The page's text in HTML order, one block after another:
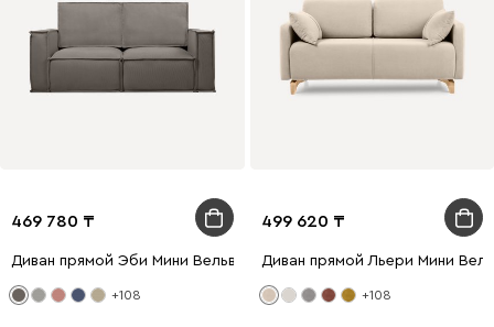
469 780
Диван прямой Эби Мини Вельвет Серый
+108
499 620
Диван прямой Льери Мини
+108